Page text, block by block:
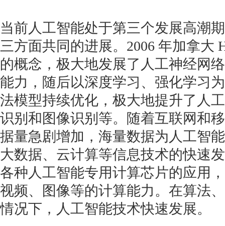
当前人工智能处于第三个发展高潮
三方面共同的进展。2006 年加拿大
的概念，极大地发展了人工神经网
能力，随后以深度学习、强化学习
法模型持续优化，极大地提升了人
识别和图像识别等。随着互联网和
据量急剧增加，海量数据为人工智
大数据、云计算等信息技术的快速
各种人工智能专用计算芯片的应用
视频、图像等的计算能力。在算法
情况下，人工智能技术快速发展。